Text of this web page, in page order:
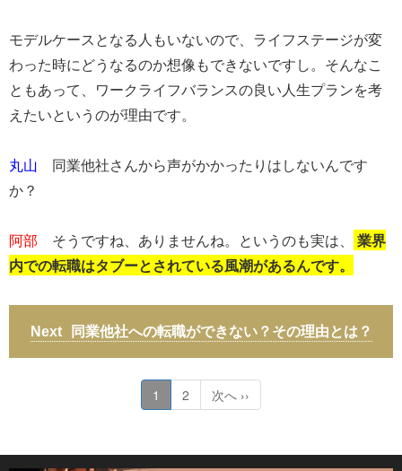
モデルケースとなる人もいないので、ライフステージが変
わった時にどうなるのか想像もできないですし。そんなこ
ともあって、ワークライフバランスの良い人生プランを考
えたいというのが理由です。
​丸山 同業他社さんから声がかかったりはしないんです
か？
​阿部 そうですね、ありませんね。というのも実は、
業界
内での転職はタブーとされている風潮があるんです。
同業他社への転職ができない？その理由とは？
1 2 次へ ››